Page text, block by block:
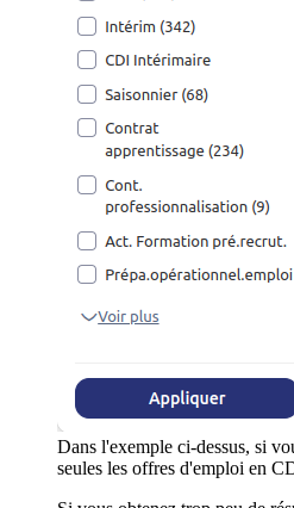
Dans l'exemple ci-dessus, si
seules les offres d'emploi en